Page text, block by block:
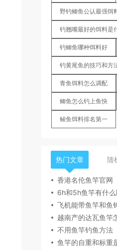
野钓鲫鱼公认最强饵
钓翘嘴最好的饵料是
钓鲫鱼哪种饵料好
钓黄尾鱼的技巧和方
青鱼饵料怎么调配
鲫鱼怎么钓上鱼快
鲮鱼饵料排名第一
热门文章 随
香港名伦鱼竿官网
6h和5h鱼竿有什么
飞机能带鱼竿和鱼
越南产的达瓦鱼竿
不用鱼竿钓鱼方法
鱼竿的自重和标重